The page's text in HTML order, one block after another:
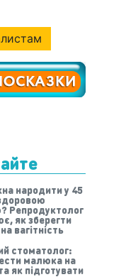
народити у 45
Репродуктолог
як зберегти
вагітність
стоматолог:
малюка на
як підготувати